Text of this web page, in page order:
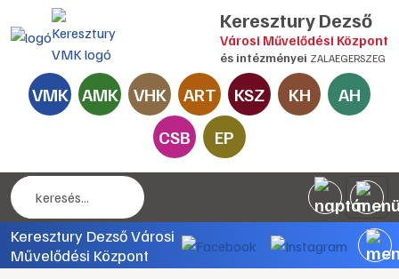
Keresztury Dezső
Városi Művelődési Központ
és intézményei ZALAEGERSZEG
VMK AMK VHK ART KSZ KH
AH
CSB
EP
Keresztury Dezső Városi
Művelődési Központ